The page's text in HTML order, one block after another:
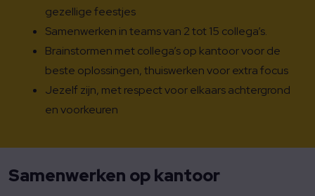
gezellige feestjes
Samenwerken in teams van 2 tot 15 collega’s.
Brainstormen met collega’s op kantoor voor de
beste oplossingen, thuiswerken voor extra focus
Jezelf zijn, met respect voor elkaars achtergrond
en voorkeuren
Samenwerken op kantoor